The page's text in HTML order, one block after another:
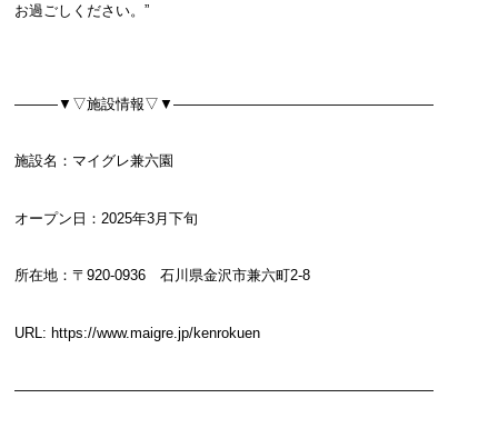
お過ごしください。”
―――▼▽施設情報▽▼――――――――――――――――――
施設名：マイグレ兼六園
オープン日：2025年3月下旬
所在地：〒920-0936 石川県金沢市兼六町2-8
URL: https://www.maigre.jp/kenrokuen
―――――――――――――――――――――――――――――